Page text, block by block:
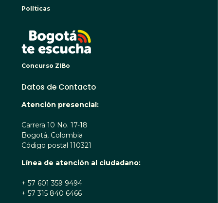
Políticas
Concurso ZIBo
Datos de Contacto
Atención presencial:
Carrera 10 No. 17-18
Bogotá, Colombia
Código postal 110321
Línea de atención al ciudadano:
+ 57 601 359 9494
+ 57 315 840 6466